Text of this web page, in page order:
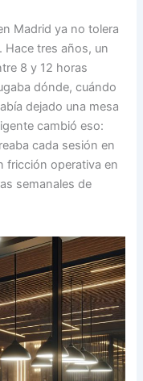
Madrid ya no tolera
Hace tres años, un
8 y 12 horas
dónde, cuándo
dejado una mesa
cambió eso:
cada sesión en
fricción operativa en
semanales de